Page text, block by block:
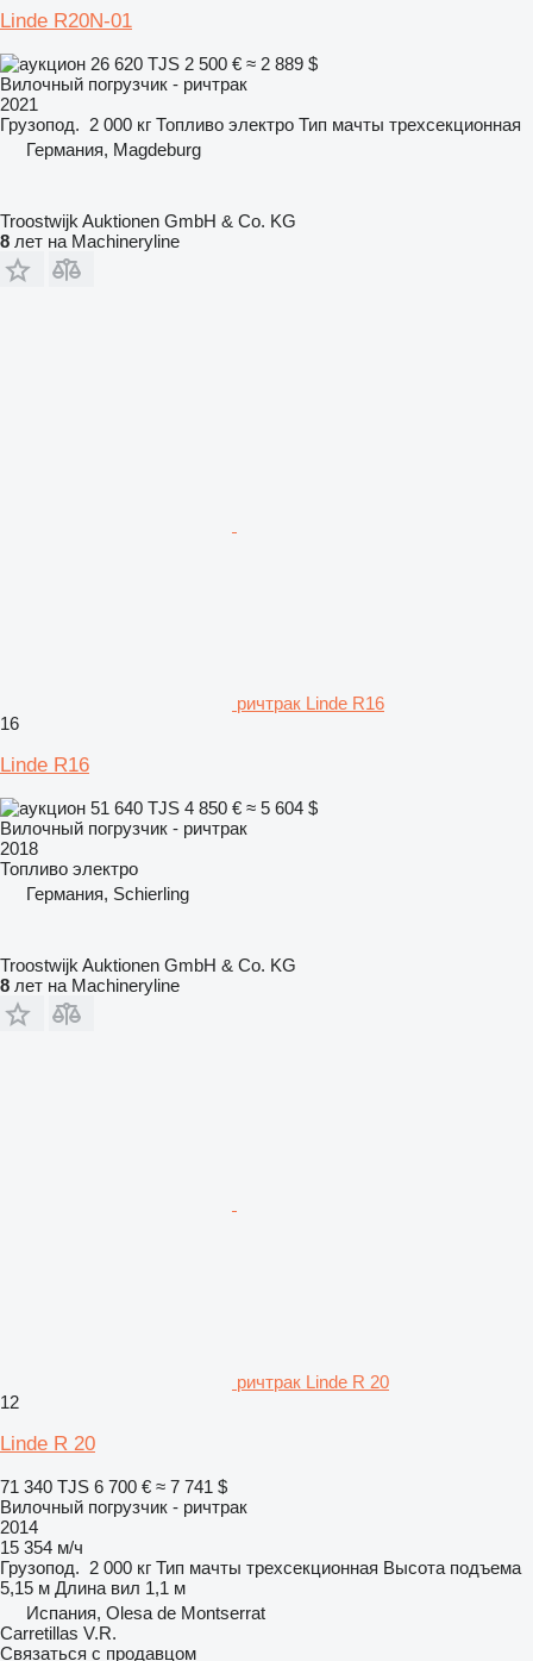
Linde R20N-01
26 620 TJS 2 500 € ≈ 2 889 $
Вилочный погрузчик - ричтрак
2021
Грузопод. 2 000 кг Топливо электро Тип мачты трехсекционная
Германия, Magdeburg
Troostwijk Auktionen GmbH & Co. KG
8 лет на Machineryline
ричтрак Linde R16
16
Linde R16
51 640 TJS 4 850 € ≈ 5 604 $
Вилочный погрузчик - ричтрак
2018
Топливо электро
Германия, Schierling
Troostwijk Auktionen GmbH & Co. KG
8 лет на Machineryline
ричтрак Linde R 20
12
Linde R 20
71 340 TJS 6 700 € ≈ 7 741 $
Вилочный погрузчик - ричтрак
2014
15 354 м/ч
Грузопод. 2 000 кг Тип мачты трехсекционная Высота подъема
5,15 м Длина вил 1,1 м
Испания, Olesa de Montserrat
Carretillas V.R.
Связаться с продавцом